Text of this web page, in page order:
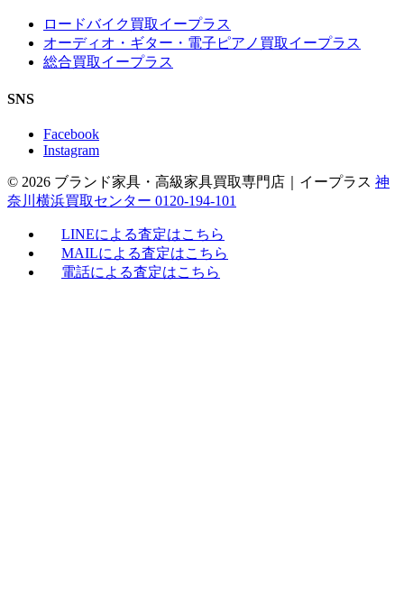
ロードバイク買取イープラス
オーディオ・ギター・電子ピアノ買取イープラス
総合買取イープラス
SNS
Facebook
Instagram
© 2026 ブランド家具・高級家具買取専門店｜イープラス 神
奈川横浜買取センター 0120-194-101
LINEによる査定はこちら
MAILによる査定はこちら
電話による査定はこちら